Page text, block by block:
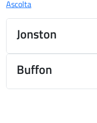
Ascolta
Jonston
Buffon